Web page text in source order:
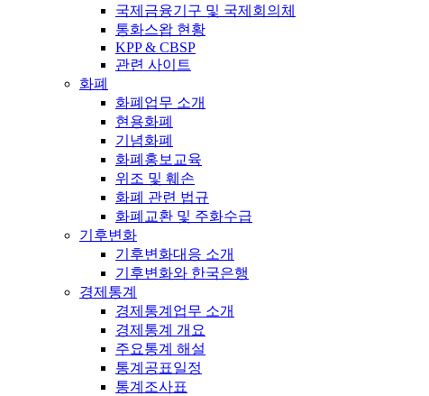
국제금융기구 및 국제회의체
통화스왑 현황
KPP & CBSP
관련 사이트
화폐
화폐업무 소개
현용화폐
기념화폐
화폐홍보교육
위조 및 훼손
화폐 관련 법규
화폐교환 및 주화수급
기후변화
기후변화대응 소개
기후변화와 한국은행
경제통계
경제통계업무 소개
경제통계 개요
주요통계 해설
통계공표일정
통계조사표